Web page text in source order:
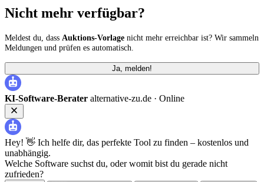
Nicht mehr verfügbar?
Meldest du, dass Auktions-Vorlage nicht mehr erreichbar ist? Wir sammeln
Meldungen und prüfen es automatisch.
Ja, melden!
KI-Software-Berater alternative-zu.de · Online
Hey! 👋 Ich helfe dir, das perfekte Tool zu finden – kostenlos und
unabhängig.
Welche Software suchst du, oder womit bist du gerade nicht
zufrieden?